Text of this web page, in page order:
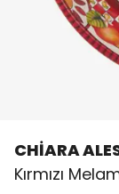
CHİARA
Kırmızı